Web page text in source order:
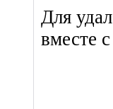
Для
вместе